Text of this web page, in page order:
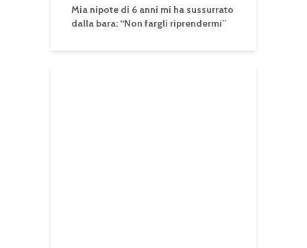
Mia nipote di 6 anni mi ha sussurrato
dalla bara: “Non fargli riprendermi”